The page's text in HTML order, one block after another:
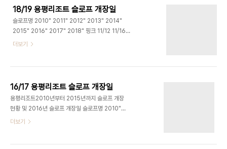
들어서 아쉽기만 한데요, 부디 내일 많은 눈으로 슬로
프가 살아날 수 있길 기대하며... 시즌별 누적 개장일
정보 업데이트 합니다. 슬로프명 2010" 2011"
2012" 2013" 2014" 2015" 2016" 2017"
2018" 2019" 핑크 11/12 11/16 11/2 11/12 11/13
11/22 11/16 11/13..
18/19 용평리조트 슬로프 개장일
슬로프명 2010" 2011" 2012" 2013" 2014"
2015" 2016" 2017" 2018" 핑크 11/12 11/16
11/2 11/12 11/13 11/27 11/2 11/17 11/23 옐로우
11/20 11/25 11/18 11/19 11/21 12/2 11/30
11/22 12/7 레드 메인 11/26 11/26 11/23 11/21
12/5 12/5 11/27 11/24 12/8 골드 밸리 12/16
12/3 11/29 11/23 12/6 12/9 12/9 11/29 1..
더보기
16/17 용평리조트 슬로프 개장일
용평리조트2010년부터 2015년까지 슬로프 개장
현황 및 2016년 슬로프 개장일 슬로프명 2010"
2011" 2012" 2013" 2014" 2015" 2016" 핑크
더보기